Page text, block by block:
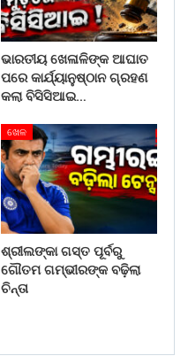
ଭାରତୀୟ ଖେଳାଳିଙ୍କ ଆଘାତ
ପରେ କାର୍ଯ୍ୟାନୁଷ୍ଠାନ ଗ୍ରହଣ
କଲା ବିସିସିଆଇ…
ଖେଳ
ଶ୍ରୀଲଙ୍କା ଗସ୍ତ ପୂର୍ବରୁ
ଗୌତମ ଗମ୍ଭୀରଙ୍କ ବଢ଼ିଲା
ଚିନ୍ତା